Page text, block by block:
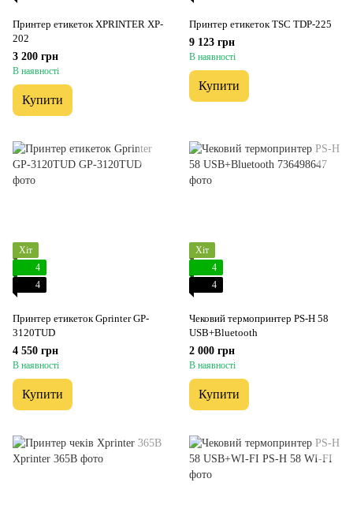
Принтер етикеток XPRINTER XP-
202
3 200 грн
В наявності
Купити
Принтер етикеток TSC TDP-225
9 123 грн
В наявності
Купити
Хіт
4
4
Принтер етикеток Gprinter GP-
3120TUD
4 550 грн
В наявності
Купити
Хіт
4
4
Чековий термопринтер PS-H 58
USB+Bluetooth
2 000 грн
В наявності
Купити